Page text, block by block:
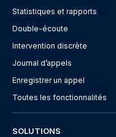
Statistiques et rapports
Double-écoute
Intervention discrète
Journal d’appels
Enregistrer un appel
Toutes les fonctionnalités
SOLUTIONS